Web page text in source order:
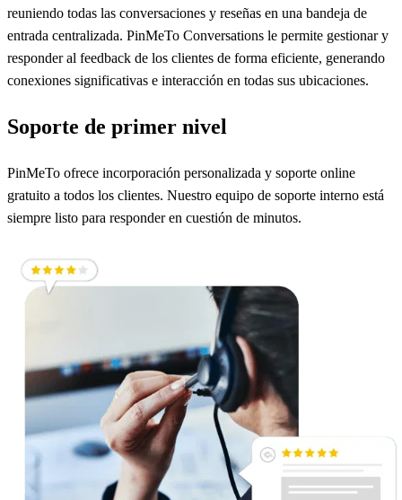
reuniendo todas las conversaciones y reseñas en una bandeja de
entrada centralizada. PinMeTo Conversations le permite gestionar y
responder al feedback de los clientes de forma eficiente, generando
conexiones significativas e interacción en todas sus ubicaciones.
Soporte de primer nivel
PinMeTo ofrece incorporación personalizada y soporte online
gratuito a todos los clientes. Nuestro equipo de soporte interno está
siempre listo para responder en cuestión de minutos.